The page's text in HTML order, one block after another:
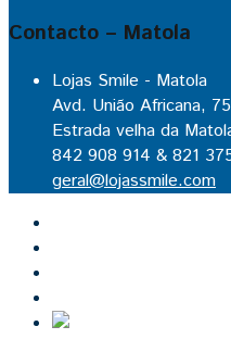
Contacto – Matola
Lojas Smile - Matola
Avd. União Africana,
Estrada velha da
842 908 914 & 821
geral@lojassmile.com